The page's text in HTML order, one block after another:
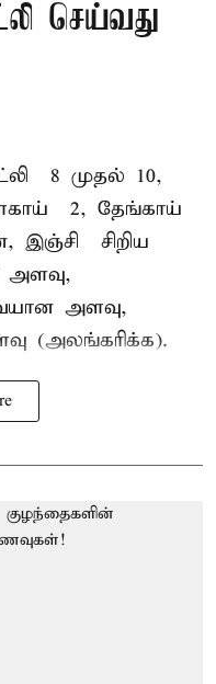
செய்வது
– 8 முதல் 10,
– 2, தேங்காய் –
– சிறிய
அளவு,
அளவு,
(அலங்கரிக்க).